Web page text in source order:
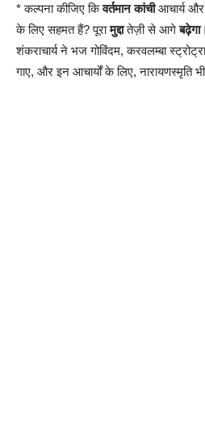
* कल्पना कीजिए किवर्तमान कांचीआचार्य और
के लिए सहमत हैं? पूरामुद्दातेज़ी से आगेबढ़ेगा
शंकराचार्य ने भज गोविंदम, करवलम्बा
गाए, और इन आचार्यों के लिए, नारायणस्मृति